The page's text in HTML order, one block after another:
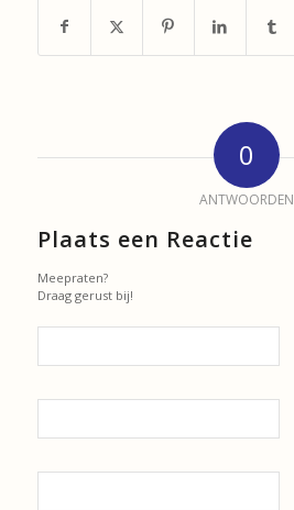
0
ANTWOORDEN
Plaats een Reactie
Meepraten?
Draag gerust bij!